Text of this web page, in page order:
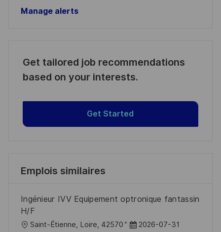
Manage alerts
Get tailored job recommendations
based on your interests.
Get Started
Emplois similaires
Ingénieur IVV Equipement optronique fantassin
H/F
Saint-Étienne, Loire, 42570
D 2026-07-31